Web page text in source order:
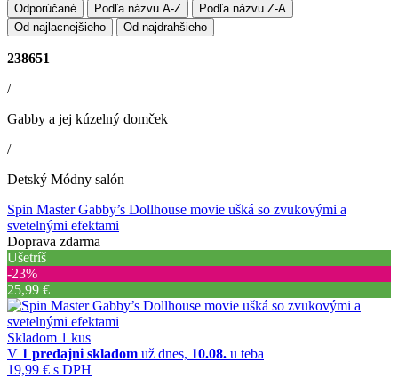
Odporúčané Podľa názvu A-Z
Podľa názvu Z-A
Od najlacnejšieho
Od najdrahšieho
238651
/
Gabby a jej kúzelný domček
/
Detský Módny salón
Spin Master Gabby’s Dollhouse movie ušká so zvukovými a
svetelnými efektami
Doprava zdarma
Ušetríš
‐23%
25,99 €
Skladom 1 kus
V 1 predajni skladom už dnes, 10.08. u teba
19,99 € s DPH